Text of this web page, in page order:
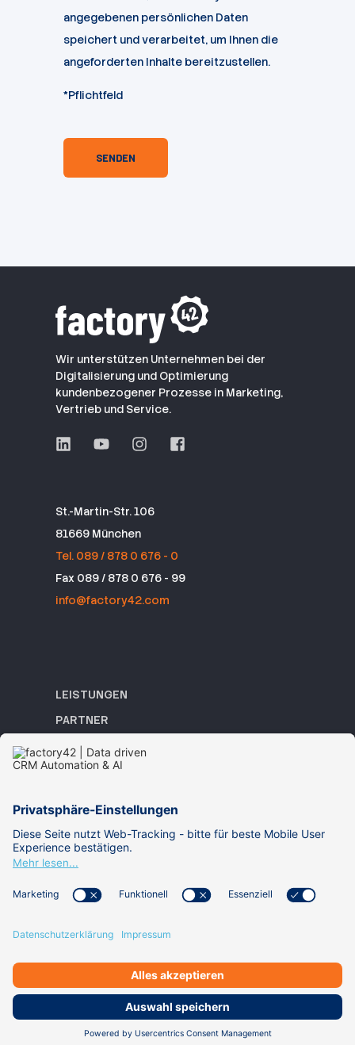
angegebenen persönlichen Daten
speichert und verarbeitet, um Ihnen die
angeforderten Inhalte bereitzustellen.
*Pflichtfeld
Wir unterstützen Unternehmen bei der
Digitalisierung und Optimierung
kundenbezogener Prozesse in Marketing,
Vertrieb und Service.
St.-Martin-Str. 106
81669 München
Tel. 089 / 878 0 676 - 0
Fax 089 / 878 0 676 - 99
info@factory42.com
LEISTUNGEN
PARTNER
REFERENZEN
ACADEMY
WISSEN
ÜBER UNS
KARRIERE